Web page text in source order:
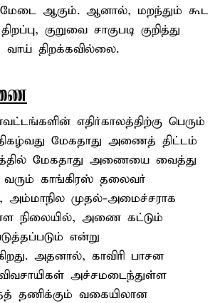
மேடை ஆகும். ஆனால், மறந்தும் கூட
குறுவை சாகுபடி குறித்து
திறக்கவில்லை.
எதிர்காலத்திற்கு பெரும்
மேகதாது அணைத் திட்டம்
மேகதாது அணையை வைத்து
வரும் காங்கிரஸ் தலைவர்
அம்மாநில முதல்-அமைச்சராக
நிலையில், அணை கட்டும்
என்று
அதனால், காவிரி பாசன
அச்சமடைந்துள்ள
தணிக்கும் வகையிலான